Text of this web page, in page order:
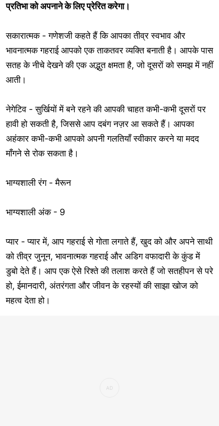
प्रतिभा को अपनाने के लिए प्रेरित करेगा।
सकारात्मक - गणेशजी कहते हैं कि आपका तीव्र स्वभाव और
भावनात्मक गहराई आपको एक ताकतवर व्यक्ति बनाती है। आपके पास
सतह के नीचे देखने की एक अद्भुत क्षमता है, जो दूसरों को समझ में नहीं
आती।
नेगेटिव - सुर्खियों में बने रहने की आपकी चाहत कभी-कभी दूसरों पर
हावी हो सकती है, जिससे आप दबंग नज़र आ सकते हैं। आपका
अहंकार कभी-कभी आपको अपनी गलतियाँ स्वीकार करने या मदद
माँगने से रोक सकता है।
भाग्यशाली रंग - मैरून
भाग्यशाली अंक - 9
प्यार - प्यार में, आप गहराई से गोता लगाते हैं, खुद को और अपने साथी
को तीव्र जुनून, भावनात्मक गहराई और अडिग वफादारी के कुंड में
डुबो देते हैं। आप एक ऐसे रिश्ते की तलाश करते हैं जो सतहीपन से परे
हो, ईमानदारी, अंतरंगता और जीवन के रहस्यों की साझा खोज को
महत्व देता हो।